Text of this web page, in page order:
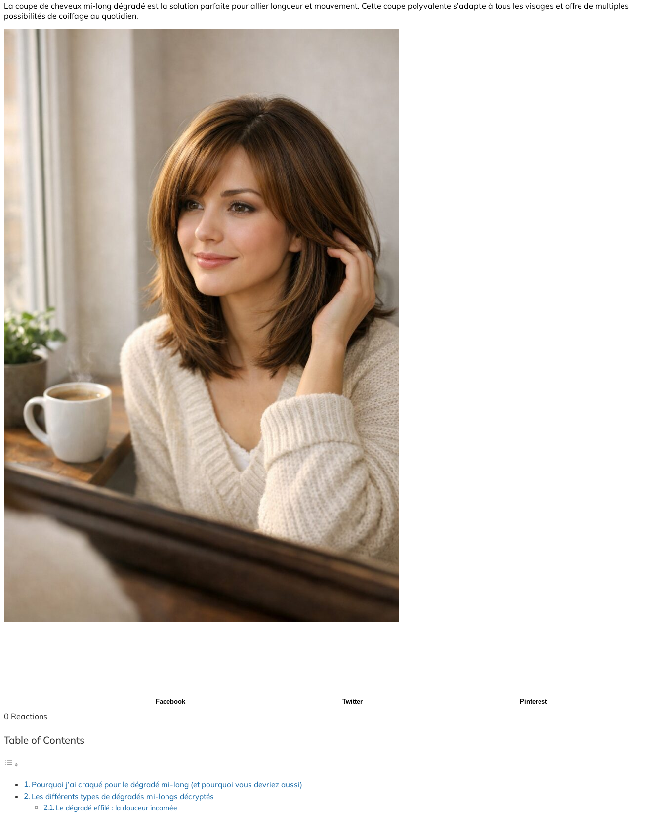
La coupe de cheveux mi-long dégradé est la solution parfaite pour allier longueur et mouvement. Cette coupe polyvalente s’adapte à tous les visages et offre de multiples
possibilités de coiffage au quotidien.
Facebook Twitter Pinterest
0 Reactions
Table of Contents
Pourquoi j’ai craqué pour le dégradé mi-long (et pourquoi vous devriez aussi)
Les différents types de dégradés mi-longs décryptés
Le dégradé effilé : la douceur incarnée